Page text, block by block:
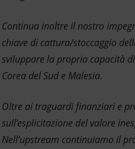
Continua inoltre il nostro
chiave di cattura/stoccaggio
sviluppare la propria capacità
Corea del Sud e Malesia.
Oltre ai traguardi finanziari e
sull’esplicitazione del valore
Nell’upstream continuiamo il